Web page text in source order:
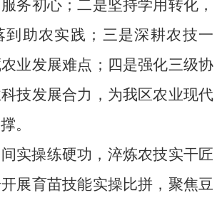
务初心；二是坚持学用转化，
到助农实践；三是深耕农技一
业发展难点；四是强化三级协
技发展合力，为我区农业现代
。
间实操练硬功，淬炼农技实干匠
展育苗技能实操比拼，聚焦豆